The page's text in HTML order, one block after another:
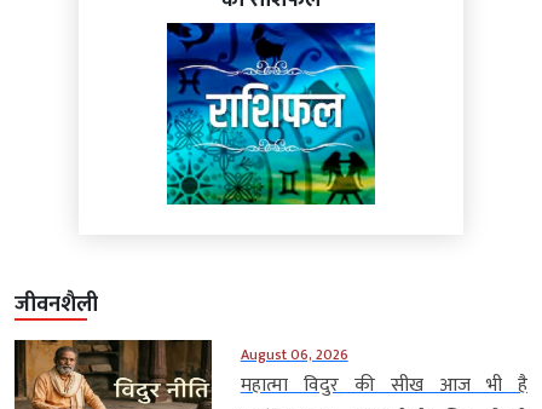
जीवनशैली
August 06, 2026
महात्मा विदुर की सीख आज भी है